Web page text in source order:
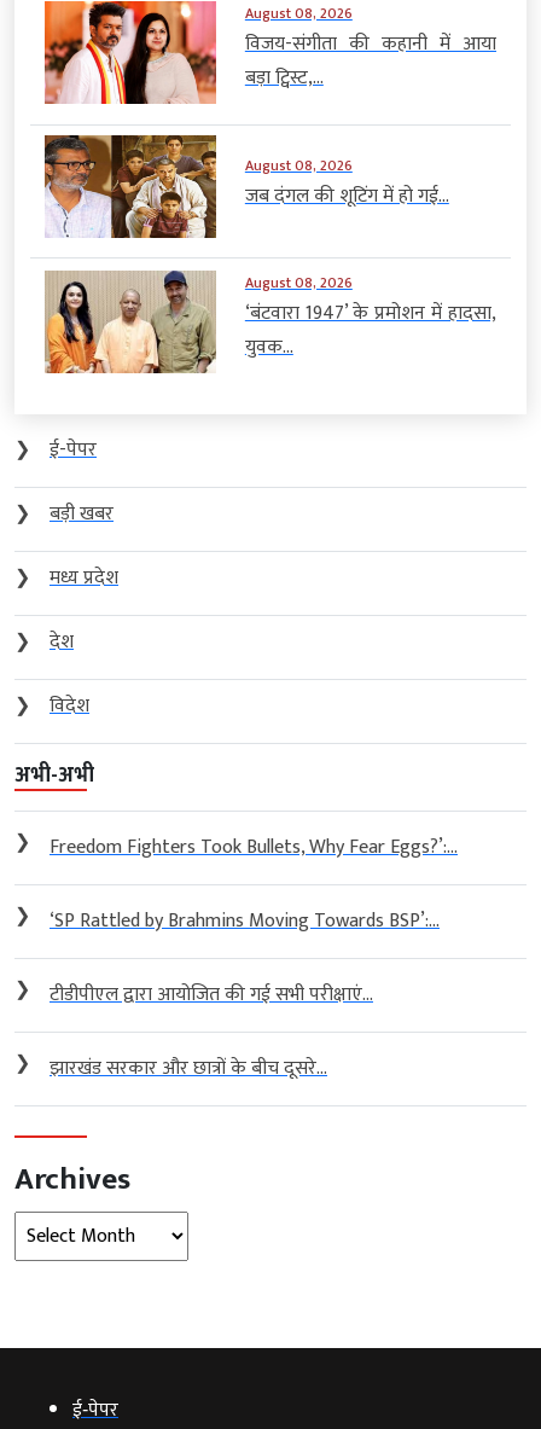
August 08, 2026
विजय-संगीता की कहानी में आया
बड़ा ट्विस्ट,...
August 08, 2026
जब दंगल की शूटिंग में हो गई...
August 08, 2026
‘बंटवारा 1947’ के प्रमोशन में हादसा,
युवक...
❯
ई-पेपर
❯
बड़ी खबर
❯
मध्य प्रदेश
❯
देश
❯
विदेश
अभी-अभी
❯ Freedom Fighters Took Bullets, Why Fear Eggs?’:...
❯ ‘SP Rattled by Brahmins Moving Towards BSP’:...
❯ टीडीपीएल द्वारा आयोजित की गई सभी परीक्षाएं...
❯ झारखंड सरकार और छात्रों के बीच दूसरे...
Archives
Archives
ई‑पेपर